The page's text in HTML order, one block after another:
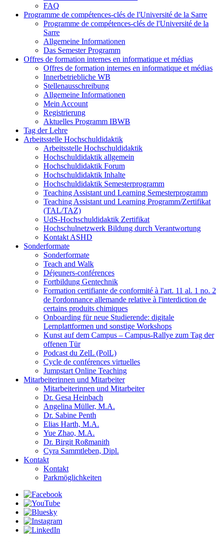
FAQ
Programme de compétences-clés de l'Université de la Sarre
Programme de compétences-clés de l'Université de la
Sarre
Allgemeine Informationen
Das Semester Programm
Offres de formation internes en informatique et médias
Offres de formation internes en informatique et médias
Innerbetriebliche WB
Stellenausschreibung
Allgemeine Informationen
Mein Account
Registrierung
Aktuelles Programm IBWB
Tag der Lehre
Arbeitsstelle Hochschuldidaktik
Arbeitsstelle Hochschuldidaktik
Hochschuldidaktik allgemein
Hochschuldidaktik Forum
Hochschuldidaktik Inhalte
Hochschuldidaktik Semesterprogramm
Teaching Assistant und Learning Semesterprogramm
Teaching Assistant und Learning Programm/Zertifikat
(TAL/TAZ)
UdS-Hochschuldidaktik Zertifikat
Hochschulnetzwerk Bildung durch Verantwortung
Kontakt ASHD
Sonderformate
Sonderformate
Teach and Walk
Déjeuners-conférences
Fortbildung Gentechnik
Formation certifiante de conformité à l'art. 11 al. 1 no. 2
de l'ordonnance allemande relative à l'interdiction de
certains produits chimiques
Onboarding für neue Studierende: digitale
Lernplattformen und sonstige Workshops
Kunst auf dem Campus – Campus-Rallye zum Tag der
offenen Tür
Podcast du ZelL (PolL)
Cycle de conférences virtuelles
Jumpstart Online Teaching
Mitarbeiterinnen und Mitarbeiter
Mitarbeiterinnen und Mitarbeiter
Dr. Gesa Heinbach
Angelina Müller, M.A.
Dr. Sabine Penth
Elias Harth, M.A.
Yue Zhao, M.A.
Dr. Birgit Roßmanith
Cyra Sammtleben, Dipl.
Kontakt
Kontakt
Parkmöglichkeiten